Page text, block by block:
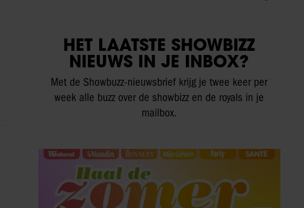
HET LAATSTE SHOWBIZZ
NIEUWS IN JE INBOX?
Met de Showbuzz-nieuwsbrief krijg je twee keer per
week alle buzz over de showbizz en de royals in je
mailbox.